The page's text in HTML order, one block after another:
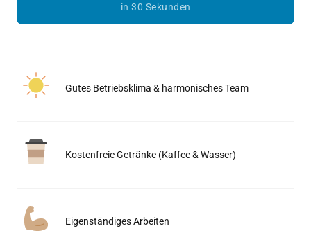
in 30 Sekunden
Gutes Betriebsklima & harmonisches Team
Kostenfreie Getränke (Kaffee & Wasser)
Eigenständiges Arbeiten